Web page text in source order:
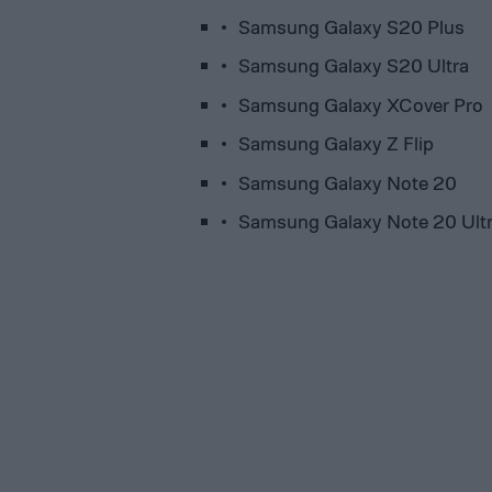
Samsung Galaxy S20 Plus
Samsung Galaxy S20 Ultra
Samsung Galaxy XCover Pro
Samsung Galaxy Z Flip
Samsung Galaxy Note 20
Samsung Galaxy Note 20